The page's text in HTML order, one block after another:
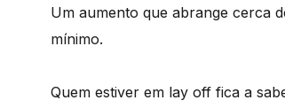
Um aumento que abrange cerca
mínimo.
Quem estiver em lay off fica a